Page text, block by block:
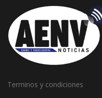
Terminos y condiciones